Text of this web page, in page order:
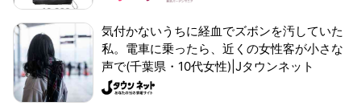
気付かないうちに経血でズボンを汚していた
私。電車に乗ったら、近くの女性客が小さな
声で(千葉県・10代女性)|Jタウンネット